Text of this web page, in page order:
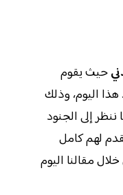
حيث يقوم
اليوم، وذلك
ننظر إلى الجنود
لهم كامل
مقالنا اليوم